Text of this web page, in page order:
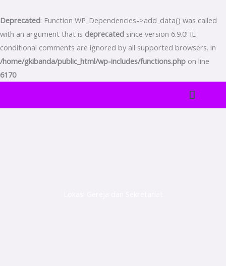
Deprecated: Function WP_Dependencies->add_data() was called
with an argument that is deprecated since version 6.9.0! IE
conditional comments are ignored by all supported browsers. in
/home/gkibanda/public_html/wp-includes/functions.php on line
6170
to
content